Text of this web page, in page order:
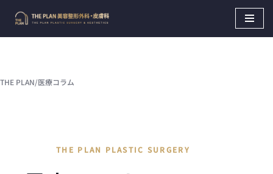
THE PLAN/医療コラム
THE PLAN PLASTIC SURGERY